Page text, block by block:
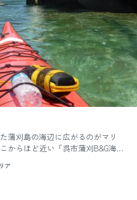
蒲刈島の海辺に広がるのがマリ
からほど近い「呉市蒲刈B&G海洋
ア